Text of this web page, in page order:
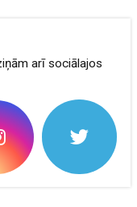
arī sociālajos